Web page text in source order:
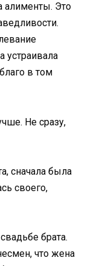
алименты. Это
устраивала
в том
Не сразу,
сначала была
своего,
брата.
что жена